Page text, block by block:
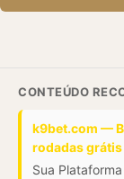
CONTEÚDO
k9bet.com —
rodadas grátis
Sua